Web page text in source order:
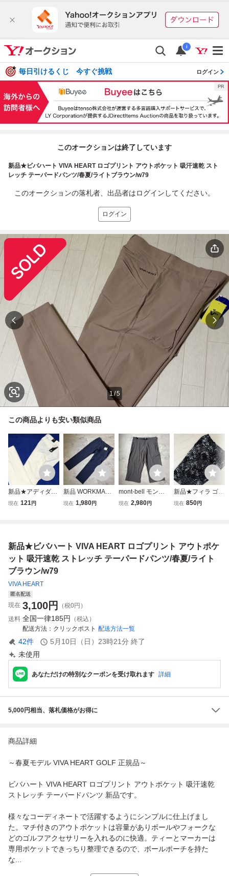
i
毎日引けるくじ 今すぐ挑戦 ログイン
このオークションは終了しています
新品★ビバハート VIVA HEART ロゴプリント アウトポケット 吸汗速乾 スト
レッチ テーパードパンツ/春夏/ライトブラウン/w79
このオークションの落札者、出品者はログインしてください。
ログイン
1/5
この商品よりも安い類似商品
新品★アディダス
ゴルフ EX-Stretch
ッチパンツ/春夏/
アイボリー/w79
現在 121円
新品 WORKMAN
Find-Out 2158 ス
吸汗 春夏 ネイビ
ー メンズ LL(XL)
現在 1,980円
mont-bell モンベ
ル 1105433 スト
撥水 ドライ 吸汗
速乾 メンズ M
現在 2,980円
新品★フィラ ゴル
フ FILA GOLF ボ
★ブラック★サイ
ズL
現在 850円
新品★ビバハート VIVA HEART ロゴプリント アウトポケ
ット 吸汗速乾 ストレッチ テーパードパンツ/春夏/ライト
ブラウン/w79
VIVA HEART
匿名配送
現在 3,100円
（税0円）
送料 全国一律185円
（税込）
配送方法
クリックポスト 配送方法一覧
42件 5月10日（日）23時21分 終了
未使用
あなただけの特別なクーポンを受け取れます 詳細
5,000円相当、落札価格がお得に
商品詳細
～春夏モデル VIVA HEART GOLF 正規品～
ビバハート VIVA HEART ロゴプリント アウトポケット 吸汗速乾
ストレッチ テーパードパンツ 新品です。
様々なコーディネートで活躍するようにシンプルに仕上げまし
た。マチ付きのアウトポケットは容量がありボールやフォークな
どのゴルフアクセサリーを入れるのに快適。ティーとマーカーは
専用ポケットできっちり整理できるので、ボールポーチを持た
な...